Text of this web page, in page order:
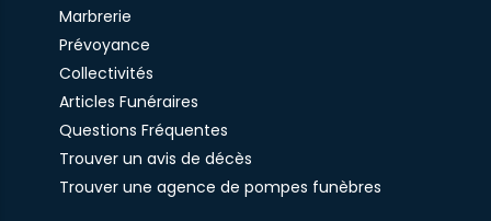
Marbrerie
Prévoyance
Collectivités
Articles Funéraires
Questions Fréquentes
Trouver un avis de décès
Trouver une agence de pompes funèbres